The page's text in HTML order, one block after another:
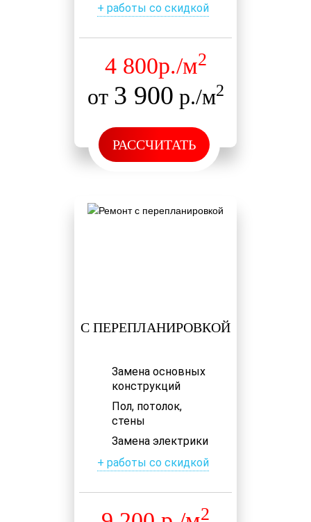
+ работы со скидкой
4 800р./м2
от 3 900 р./м2
РАССЧИТАТЬ
С ПЕРЕПЛАНИРОВКОЙ
Замена основных
конструкций
Пол, потолок,
стены
Замена электрики
+ работы со скидкой
2